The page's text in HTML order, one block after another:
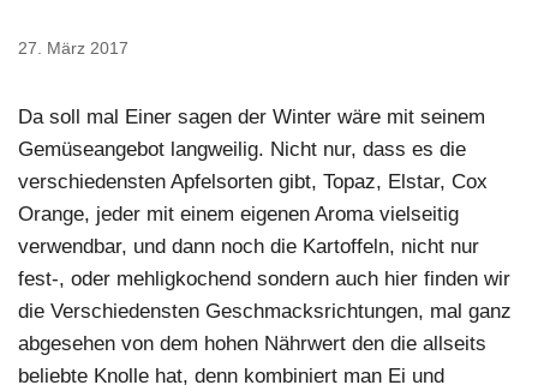
27. März 2017
Da soll mal Einer sagen der Winter wäre mit seinem
Gemüseangebot langweilig. Nicht nur, dass es die
verschiedensten Apfelsorten gibt, Topaz, Elstar, Cox
Orange, jeder mit einem eigenen Aroma vielseitig
verwendbar, und dann noch die Kartoffeln, nicht nur
fest-, oder mehligkochend sondern auch hier finden wir
die Verschiedensten Geschmacksrichtungen, mal ganz
abgesehen von dem hohen Nährwert den die allseits
beliebte Knolle hat, denn kombiniert man Ei und